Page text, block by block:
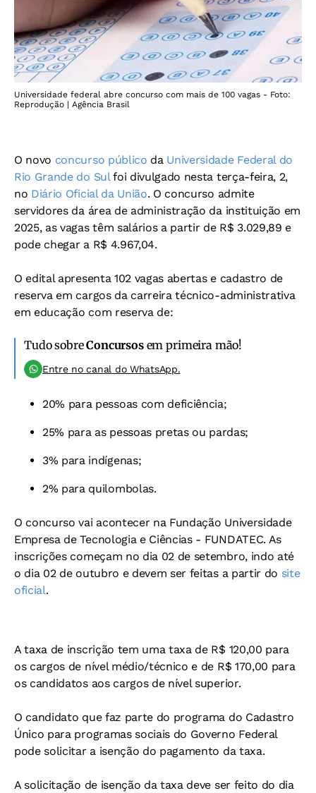
Universidade federal abre concurso com mais de 100 vagas - Foto:
Reprodução | Agência Brasil
O novo concurso público da Universidade Federal do
Rio Grande do Sulfoi divulgado nesta terça-feira, 2,
no Diário Oficial da União. O concurso admite
servidores da área de administração da instituição em
2025, as vagas têm salários a partir de R$ 3.029,89 e
pode chegar a R$ 4.967,04.
O edital apresenta 102 vagas abertas e cadastro de
reserva em cargos da carreira técnico-administrativa
em educação com reserva de:
Tudo sobreConcursosem primeira mão!
Entre no canal do WhatsApp.
20% para pessoas com deficiência;
25% para as pessoas pretas ou pardas;
3% para indígenas;
2% para quilombolas.
O concurso vai acontecer na Fundação Universidade
Empresa de Tecnologia e Ciências - FUNDATEC. As
inscrições começam no dia 02 de setembro, indo até
o dia 02 de outubro e devem ser feitas a partir do site
oficial.
A taxa de inscrição tem uma taxa de R$ 120,00 para
os cargos de nível médio/técnico e de R$ 170,00 para
os candidatos aos cargos de nível superior.
O candidato que faz parte do programa do Cadastro
Único para programas sociais do Governo Federal
pode solicitar a isenção do pagamento da taxa.
A solicitação de isenção da taxa deve ser feito do dia